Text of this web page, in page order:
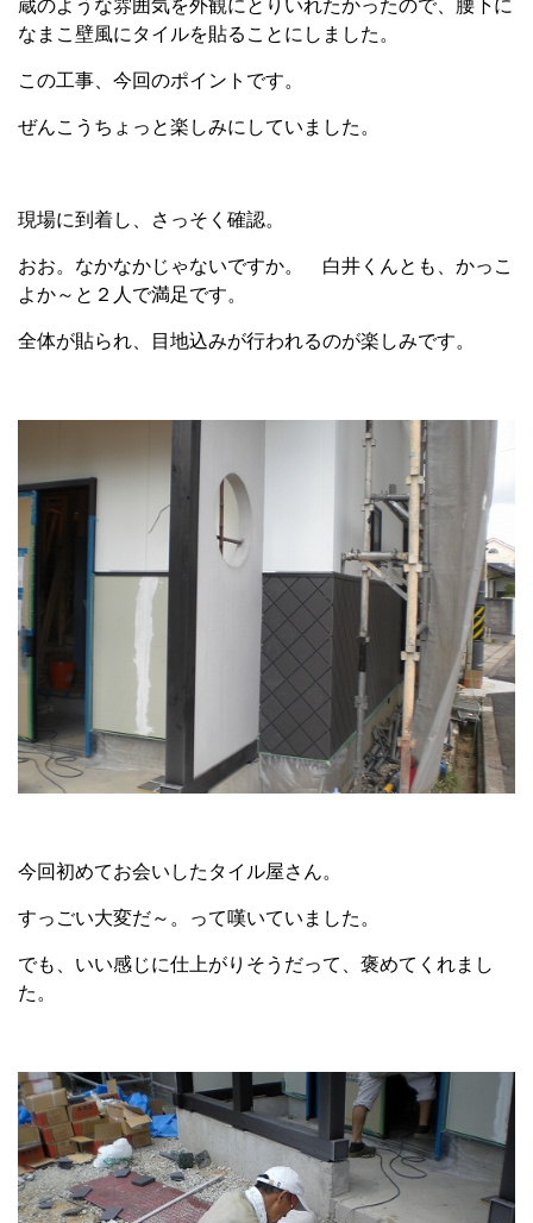
蔵のような雰囲気を外観にとりいれたかったので、腰下に
なまこ壁風にタイルを貼ることにしました。
この工事、今回のポイントです。
ぜんこうちょっと楽しみにしていました。
現場に到着し、さっそく確認。
おお。なかなかじゃないですか。 白井くんとも、かっこ
よか～と２人で満足です。
全体が貼られ、目地込みが行われるのが楽しみです。
今回初めてお会いしたタイル屋さん。
すっごい大変だ～。って嘆いていました。
でも、いい感じに仕上がりそうだって、褒めてくれまし
た。